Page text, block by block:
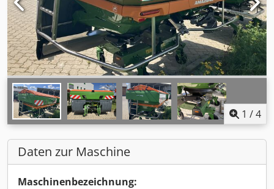
1 /4
Daten zur Maschine
Maschinenbezeichnung: